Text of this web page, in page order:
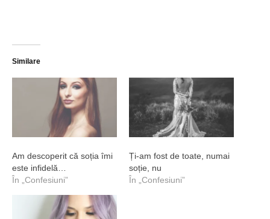
Similare
Am descoperit că soția îmi
este infidelă…
În „Confesiuni”
Ți-am fost de toate, numai
soție, nu
În „Confesiuni”